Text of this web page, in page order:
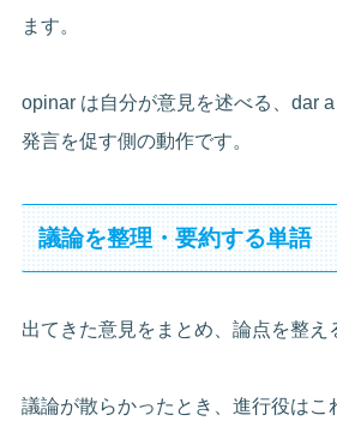
ます。
opinar は自分が意見を述べる、dar
発言を促す側の動作です。
議論を整理・要約する単語
出てきた意見をまとめ、論点を整え
議論が散らかったとき、進行役はこ